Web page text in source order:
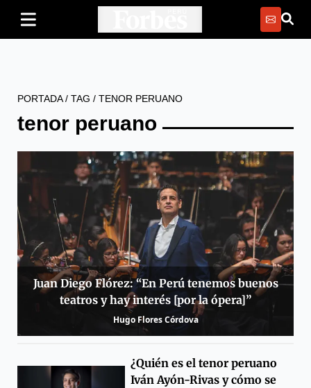
PORTADA/ TAG / TENOR PERUANO
tenor peruano
Juan Diego Flórez: “En Perú tenemos buenos
teatros y hay interés [por la ópera]”
Hugo Flores Córdova
¿Quién es el tenor peruano
Iván Ayón-Rivas y cómo se